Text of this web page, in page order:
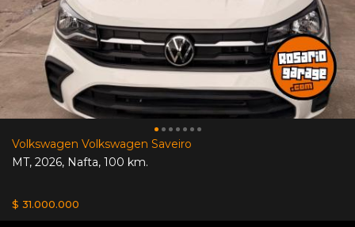
Volkswagen Volkswagen Saveiro
MT, 2026, Nafta, 100 km.
$ 31.000.000